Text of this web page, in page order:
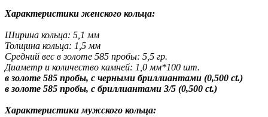
Характеристики женского кольца:
Ширина кольца: 5,1 мм
Толщина кольца: 1,5 мм
Средний вес в золоте 585 пробы: 5,5 гр.
Диаметр и количество камней: 1,0 мм*100 шт.
в золоте 585 пробы, с черными бриллиантами (0,500 ct.)
в золоте 585 пробы, с бриллиантами 3/5 (0,500 ct.)
Характеристики мужского кольца: